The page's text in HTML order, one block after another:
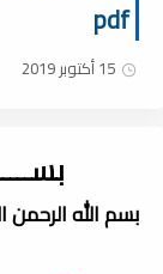
pdf
15 أكتوبر 2019
بسم الله الرحمن